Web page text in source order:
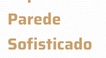
Parede
Sofisticado